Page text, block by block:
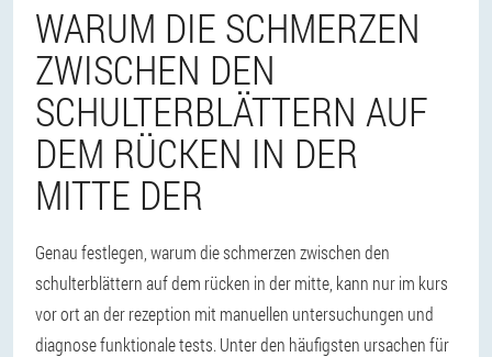
WARUM DIE SCHMERZEN
ZWISCHEN DEN
SCHULTERBLÄTTERN AUF
DEM RÜCKEN IN DER
MITTE DER
Genau festlegen, warum die schmerzen zwischen den
schulterblättern auf dem rücken in der mitte, kann nur im kurs
vor ort an der rezeption mit manuellen untersuchungen und
diagnose funktionale tests. Unter den häufigsten ursachen für